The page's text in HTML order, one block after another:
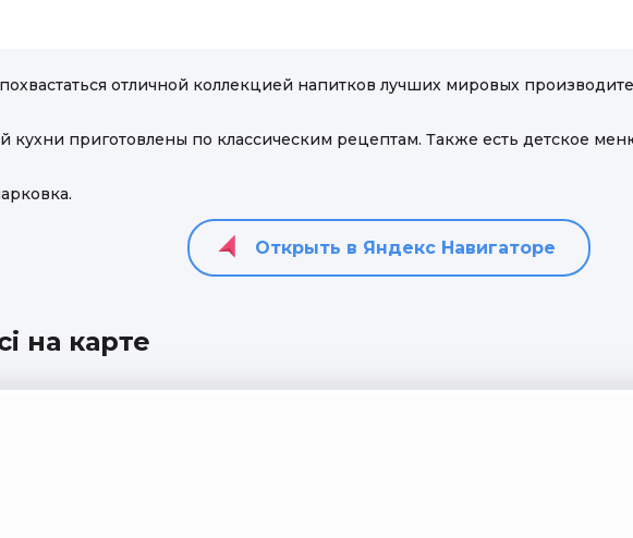
отличной коллекцией напитков лучших мировых
приготовлены по классическим рецептам. Также есть детское
на карте